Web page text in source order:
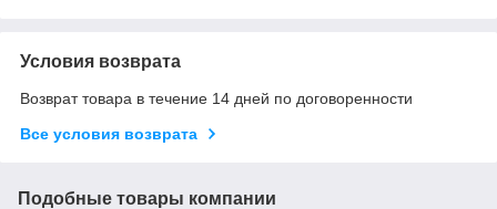
Условия возврата
Возврат товара в течение 14 дней по договоренности
Все условия возврата
Подобные товары компании